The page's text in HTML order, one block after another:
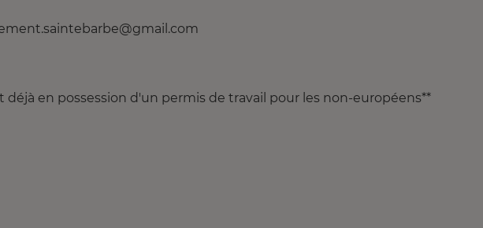
déjà en possession d'un permis de travail pour les non-européens**